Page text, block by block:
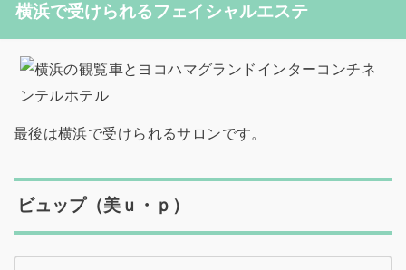
横浜で受けられるフェイシャルエステ
最後は横浜で受けられるサロンです。
ビュップ（美ｕ・ｐ）